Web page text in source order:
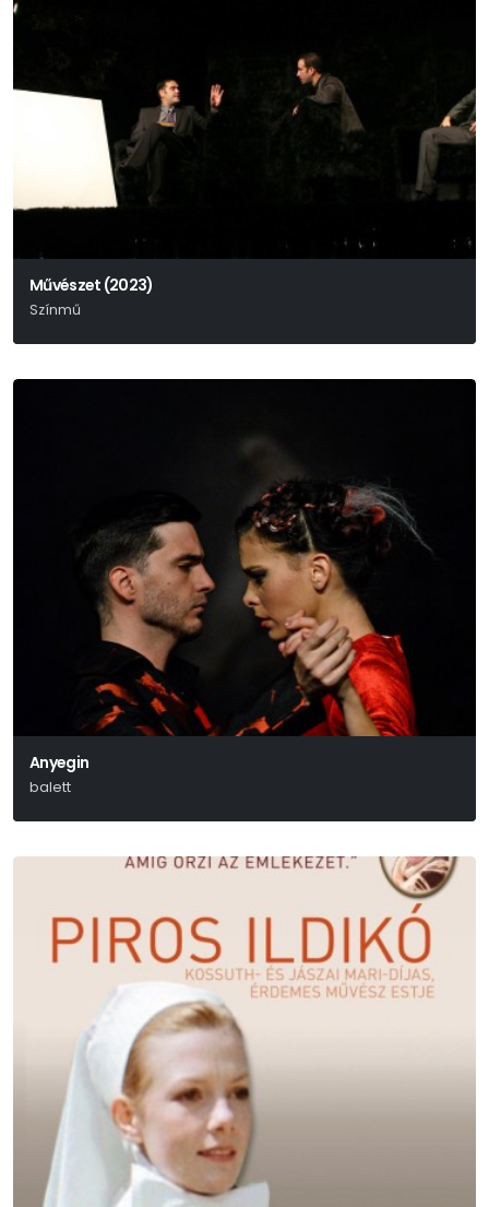
Művészet (2023)
Színmű
Anyegin
balett